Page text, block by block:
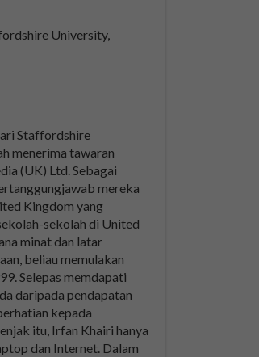
University,
Staffordshire
menerima tawaran
(UK) Ltd. Sebagai
mereka
Kingdom yang
sekolah di United
minat dan latar
beliau memulakan
Selepas memdapati
daripada pendapatan
kepada
itu, Irfan Khairi hanya
dan Internet. Dalam